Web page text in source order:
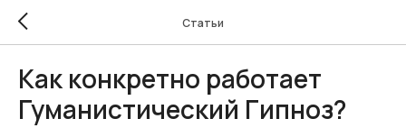
Статьи
Как конкретно работает
Гуманистический Гипноз?